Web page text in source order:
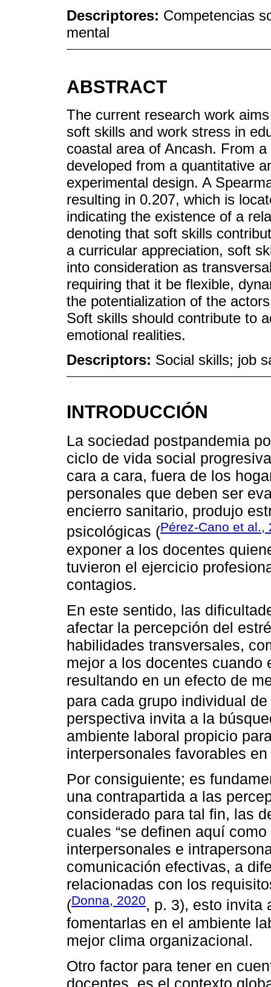
Descriptores: Competencias
mental
ABSTRACT
The current research work
soft skills and work stress in
coastal area of Ancash. From
developed from a quantitative
experimental design. A
resulting in 0.207, which is
indicating the existence of a
denoting that soft skills
a curricular appreciation, soft
into consideration as
requiring that it be flexible,
the potentialization of the
Soft skills should contribute to
emotional realities.
Descriptors: Social skills; job
INTRODUCCIÓN
La sociedad postpandemia
ciclo de vida social
cara a cara, fuera de los
personales que deben ser
encierro sanitario, produjo
psicológicas (Pérez-Cano et al.,
exponer a los docentes
tuvieron el ejercicio
contagios.
En este sentido, las
afectar la percepción del
habilidades transversales,
mejor a los docentes cuando
resultando en un efecto de
para cada grupo individual
perspectiva invita a la
ambiente laboral propicio
interpersonales favorables
Por consiguiente; es
una contrapartida a las
considerado para tal fin, las
cuales “se definen aquí
interpersonales e
comunicación efectivas, a
relacionadas con los
(Donna, 2020, p. 3), esto invita
fomentarlas en el ambiente
mejor clima organizacional.
Otro factor para tener en
docentes, es el contexto